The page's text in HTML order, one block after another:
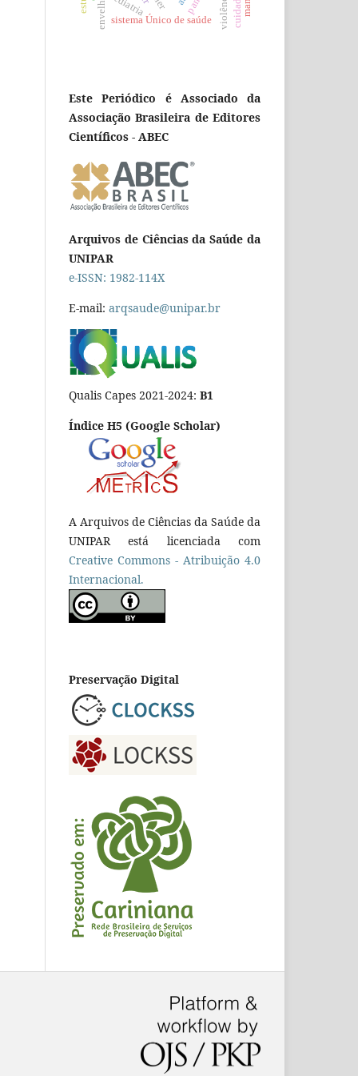
sistema Único de saúde
Este Periódico é Associado da
Associação Brasileira de Editores
Científicos - ABEC
Arquivos de Ciências da Saúde da
UNIPAR
e-ISSN: 1982-114X
E-mail: arqsaude@unipar.br
Qualis Capes 2021-2024: B1
Índice H5 (Google Scholar)
A Arquivos de Ciências da Saúde da
UNIPAR está licenciada com
Creative Commons - Atribuição 4.0
Internacional.
Preservação Digital